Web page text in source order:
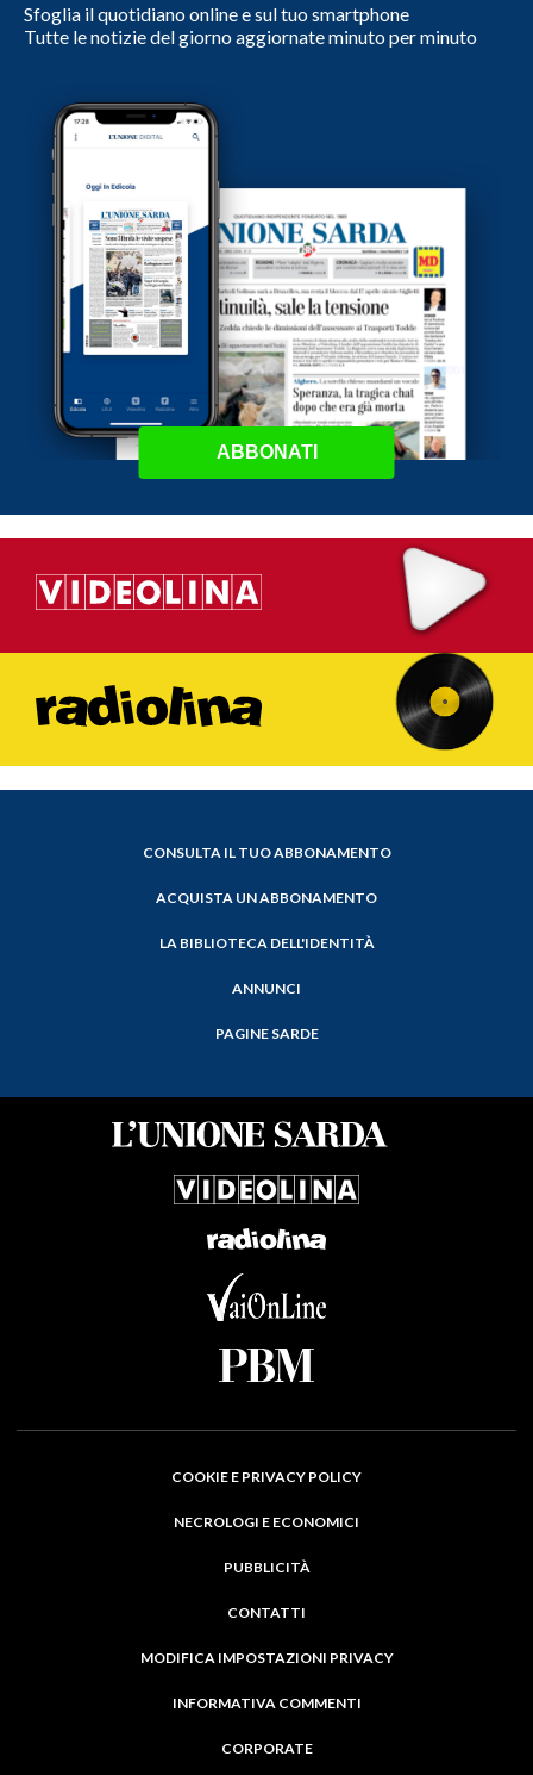
Sfoglia il quotidiano online e sul tuo smartphone
Tutte le notizie del giorno aggiornate minuto per minuto
ABBONATI
CONSULTA IL TUO ABBONAMENTO
ACQUISTA UN ABBONAMENTO
LA BIBLIOTECA DELL'IDENTITÀ
ANNUNCI
PAGINE SARDE
COOKIE E PRIVACY POLICY
NECROLOGI E ECONOMICI
PUBBLICITÀ
CONTATTI
MODIFICA IMPOSTAZIONI PRIVACY
INFORMATIVA COMMENTI
CORPORATE